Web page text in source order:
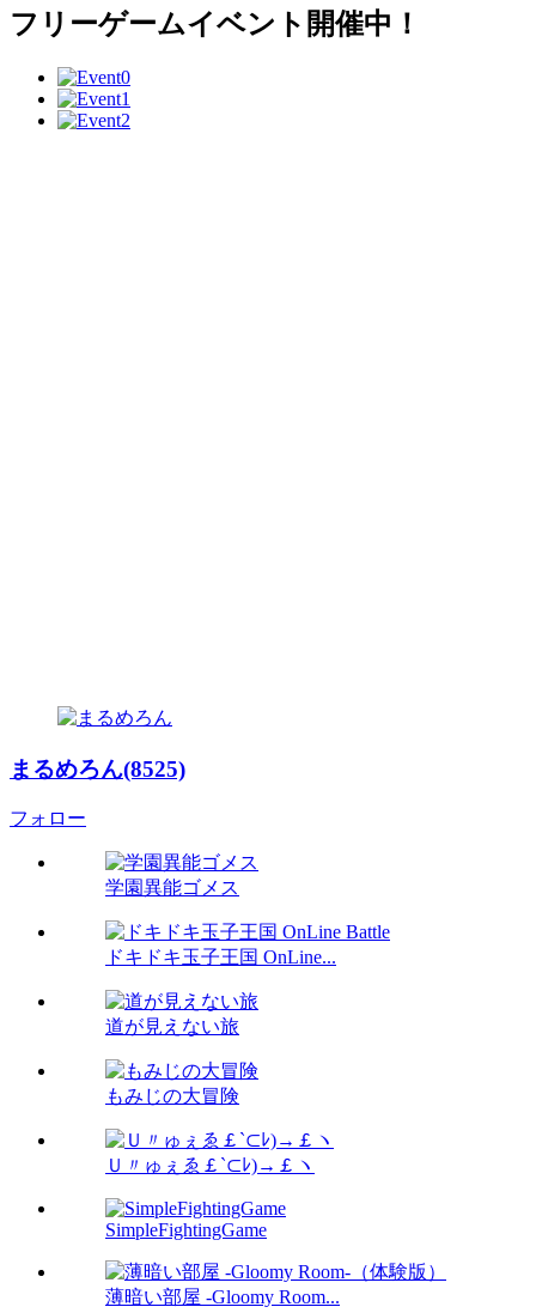
フリーゲームイベント開催中！
まるめろん(8525)
フォロー
学園異能ゴメス
ドキドキ玉子王国 OnLine...
道が見えない旅
もみじの大冒険
Ｕ〃ゅぇゑ￡`⊂ﾚ)→￡ヽ
SimpleFightingGame
薄暗い部屋 -Gloomy Room...